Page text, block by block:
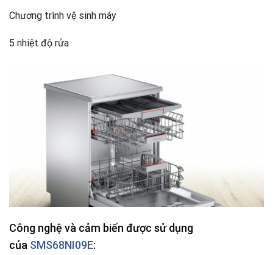
Chương trình vệ sinh máy
5 nhiệt độ rửa
Công nghệ và cảm biến được sử dụng
của SMS68NI09E: